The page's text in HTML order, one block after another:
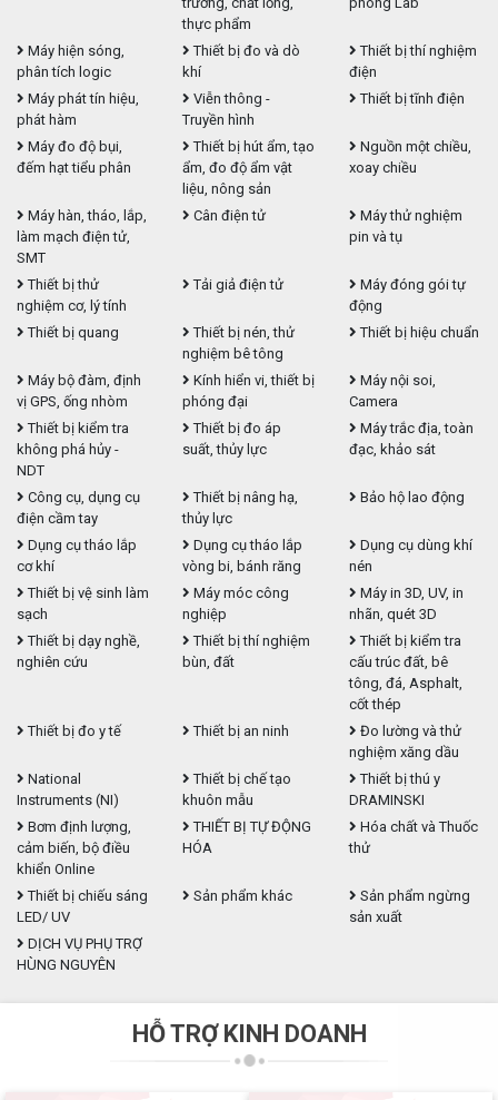
thực phẩm
Máy hiện sóng,
phân tích logic
Thiết bị đo và dò
khí
Thiết bị thí nghiệm
điện
Máy phát tín hiệu,
phát hàm
Viễn thông -
Truyền hình
Thiết bị tĩnh điện
Máy đo độ bụi,
đếm hạt tiểu phân
Thiết bị hút ẩm, tạo
ẩm, đo độ ẩm vật
liệu, nông sản
Nguồn một chiều,
xoay chiều
Máy hàn, tháo, lắp,
làm mạch điện tử,
SMT
Cân điện tử
Máy thử nghiệm
pin và tụ
Thiết bị thử
nghiệm cơ, lý tính
Tải giả điện tử
Máy đóng gói tự
động
Thiết bị quang
Thiết bị nén, thử
nghiệm bê tông
Thiết bị hiệu chuẩn
Máy bộ đàm, định
vị GPS, ống nhòm
Kính hiển vi, thiết bị
phóng đại
Máy nội soi,
Camera
Thiết bị kiểm tra
không phá hủy -
NDT
Thiết bị đo áp
suất, thủy lực
Máy trắc địa, toàn
đạc, khảo sát
Công cụ, dụng cụ
điện cầm tay
Thiết bị nâng hạ,
thủy lực
Bảo hộ lao động
Dụng cụ tháo lắp
cơ khí
Dụng cụ tháo lắp
vòng bi, bánh răng
Dụng cụ dùng khí
nén
Thiết bị vệ sinh làm
sạch
Máy móc công
nghiệp
Máy in 3D, UV, in
nhãn, quét 3D
Thiết bị dạy nghề,
nghiên cứu
Thiết bị thí nghiệm
bùn, đất
Thiết bị kiểm tra
cấu trúc đất, bê
tông, đá, Asphalt,
cốt thép
Thiết bị đo y tế
Thiết bị an ninh
Đo lường và thử
nghiệm xăng dầu
National
Instruments (NI)
Thiết bị chế tạo
khuôn mẫu
Thiết bị thú y
DRAMINSKI
Bơm định lượng,
cảm biến, bộ điều
khiển Online
THIẾT BỊ TỰ ĐỘNG
HÓA
Hóa chất và Thuốc
thử
Thiết bị chiếu sáng
LED/ UV
Sản phẩm khác
Sản phẩm ngừng
sản xuất
DỊCH VỤ PHỤ TRỢ
HÙNG NGUYÊN
HỖ TRỢ KINH DOANH